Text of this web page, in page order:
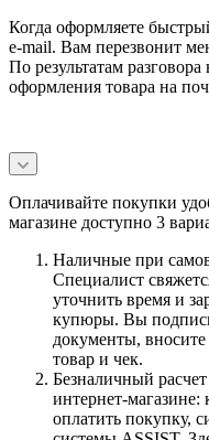
Когда оформляете
e-mail. Вам перезвонит
По результатам
оформления товара на
Оплачивайте покупки
магазине доступно 3
Наличные при
Специалист
уточнить время и
купюры. Вы
документы,
товар и чек.
Безналичный
интернет-
оплатить покупку,